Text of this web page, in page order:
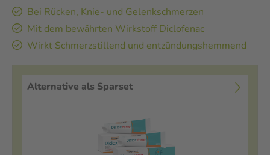
Bei Rücken, Knie- und Gelenkschmerzen
Mit dem bewährten Wirkstoff Diclofenac
Wirkt Schmerzstillend und entzündungshemmend
Alternative als Sparset